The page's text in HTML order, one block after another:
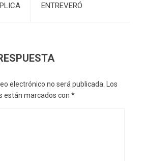
ENTREVERÓ
electrónico no será publicada.
Los
están marcados con *